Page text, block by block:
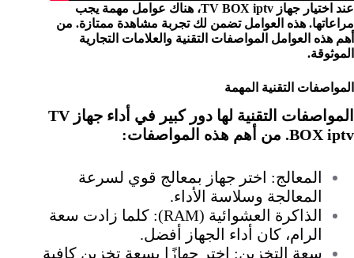
عند اختيار جهاز TV BOX iptv، هناك عوامل مهمة يجب
مراعاتها. هذه العوامل تضمن لك تجربة مشاهدة ممتازة. من
أهم هذه العوامل المواصفات التقنية والعلامات التجارية
الموثوقة.
المواصفات التقنية المهمة
المواصفات التقنية لها دور كبير في أداء جهاز TV
BOX iptv. من أهم هذه المواصفات:
المعالج: اختر جهاز بمعالج قوي لسرعة
المعالجة وسلاسة الأداء.
الذاكرة العشوائية (RAM): كلما زادت سعة
الرام، كان أداء الجهاز أفضل.
سعة التخزين: اختر جهازًا بسعة تخزين كافية